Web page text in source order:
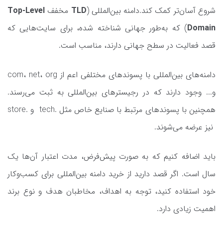
شروع آسان‌تر کمک کند.دامنه بین‌المللی (TLD مخفف Top-Level
Domain) که به‌طور جهانی شناخته ‌شده، برای سایت‌هایی که
قصد فعالیت در سطح جهانی دارند، مناسب است.
دامنه‌های بین‌المللی با پسوندهای مختلفی اعم از com، net، org
و... وجود دارند که در رجیسترهای بین‌المللی به ثبت می‌رسند.
همچنین با پسوندهای مرتبط با صنایع خاص مثل .tech و .store
نیز عرضه می‌شوند.
باید اضافه کنیم که به صورت پیش‌فرض، مدت اعتبار آن‌ها یک
سال است. اگر قصد دارید از خرید دامنه بین‌المللی برای کسب‌وکار
خود استفاده کنید، توجه به اهداف، مخاطبان هدف و نوع برند
اهمیت زیادی دارد.